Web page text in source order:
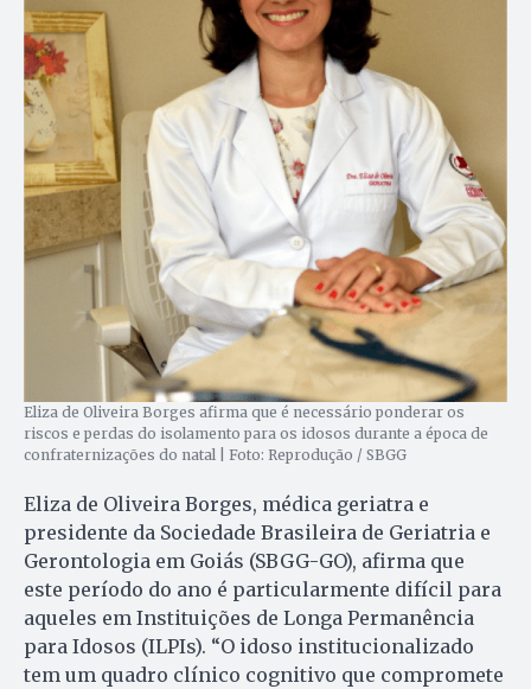
Eliza de Oliveira Borges afirma que é necessário ponderar os
riscos e perdas do isolamento para os idosos durante a época de
confraternizações do natal | Foto: Reprodução / SBGG
Eliza de Oliveira Borges, médica geriatra e
presidente da Sociedade Brasileira de Geriatria e
Gerontologia em Goiás (SBGG-GO), afirma que
este período do ano é particularmente difícil para
aqueles em Instituições de Longa Permanência
para Idosos (ILPIs). “O idoso institucionalizado
tem um quadro clínico cognitivo que compromete